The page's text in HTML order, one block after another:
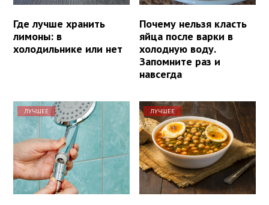
Где лучше хранить
лимоны: в
холодильнике или нет
Почему нельзя класть
яйца после варки в
холодную воду.
Запомните раз и
навсегда
ЛУЧШЕЕ ЛУЧШЕЕ